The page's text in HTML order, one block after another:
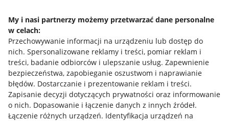
My i nasi partnerzy możemy przetwarzać dane personalne
w celach:
Przechowywanie informacji na urządzeniu lub dostęp do
nich. Spersonalizowane reklamy i treści, pomiar reklam i
treści, badanie odbiorców i ulepszanie usług. Zapewnienie
bezpieczeństwa, zapobieganie oszustwom i naprawianie
błędów. Dostarczanie i prezentowanie reklam i treści.
Zapisanie decyzji dotyczących prywatności oraz informowanie
o nich. Dopasowanie i łączenie danych z innych źródeł.
Łączenie różnych urządzeń. Identyfikacja urządzeń na
Allegro Gadane dla sprzedających
Allegro Gadane dla kupujących
Mapa miejscowości
Informacje prawne
Regulamin